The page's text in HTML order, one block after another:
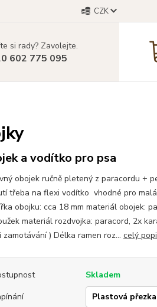
CZK
si rady? Zavolejte.
602 775 095
a vodítko pro psa
obojek ručně pletený z paracordu +
třeba na flexi vodítko vhodné pro
obojku: cca 18 mm materiál obojek:
materiál rozdvojka: paracord, 2x
zamotávání ) Délka ramen roz... celý
Skladem